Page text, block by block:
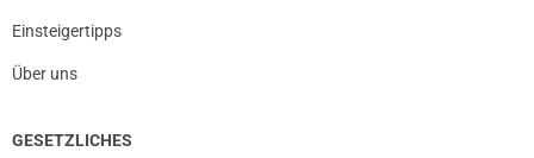
Einsteigertipps
Über uns
GESETZLICHES